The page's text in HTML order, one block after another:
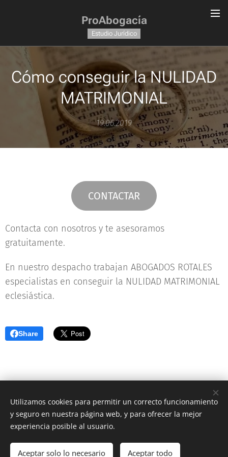
ProAbogacía
Estudio Jurídico
Cómo conseguir la NULIDAD
MATRIMONIAL
19.06.2019
CONTACTAR
Contacta con nosotros y te asesoramos
gratuitamente.
En nuestro despacho trabajan ABOGADOS ROTALES
especialistas en conseguir la NULIDAD MATRIMONIAL
eclesiástica.
Share
PROTECCIÓN DE DATOS PERSONALES
AVISO LEGAL
Cookies
Español
English
Utilizamos cookies para permitir un correcto funcionamiento
y seguro en nuestra página web, y para ofrecer la mejor
experiencia posible al usuario.
Aceptar solo lo necesario Aceptar todo